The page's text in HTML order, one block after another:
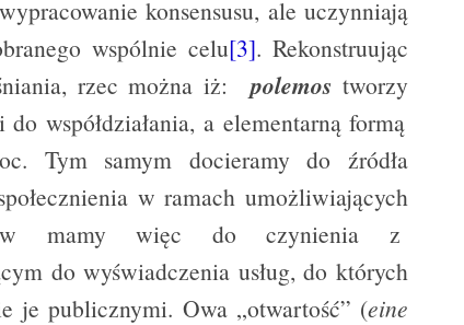
konsensusu, ale uczynniają
wspólnie celu[3]. Rekonstruując
rzec można iż:polemos tworzy
współdziałania, a elementarną formą
Tym samym docieramy do źródła
w ramach umożliwiających
mamy więc do czynienia z
do wyświadczenia usług, do których
je publicznymi. Owa „otwartość” (eine